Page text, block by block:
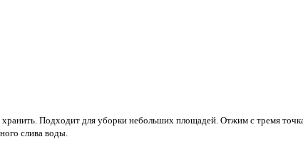
хранить. Подходит для уборки небольших площадей. Отжим с тремя
слива воды.